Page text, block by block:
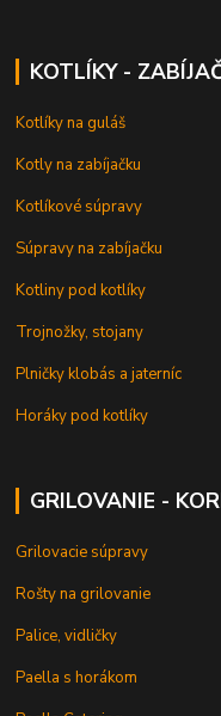
KOTLÍKY -
Kotlíky na guláš
Kotly na zabíjačku
Kotlíkové súpravy
Súpravy na zabíjačku
Kotliny pod kotlíky
Trojnožky, stojany
Plničky klobás a jaterníc
Horáky pod kotlíky
GRILOVANIE -
Grilovacie súpravy
Rošty na grilovanie
Palice, vidličky
Paella s horákom